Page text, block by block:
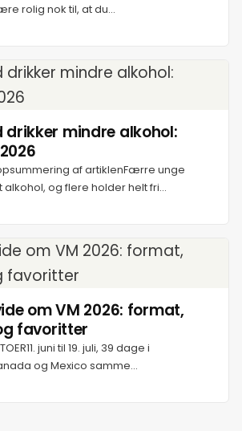
rolig nok til, at du...
mindre alkohol:
af artiklenFærre unge
og flere holder helt fri...
om VM 2026: format,
favoritter
juni til 19. juli, 39 dage i
og Mexico samme...